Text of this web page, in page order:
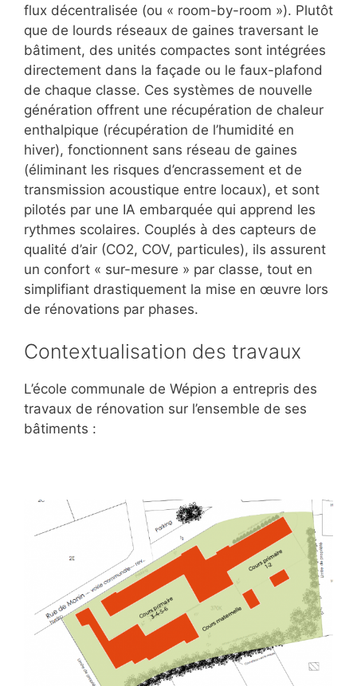
flux décentralisée (ou « room-by-room »). Plutôt
que de lourds réseaux de gaines traversant le
bâtiment, des unités compactes sont intégrées
directement dans la façade ou le faux-plafond
de chaque classe. Ces systèmes de nouvelle
génération offrent une récupération de chaleur
enthalpique (récupération de l’humidité en
hiver), fonctionnent sans réseau de gaines
(éliminant les risques d’encrassement et de
transmission acoustique entre locaux), et sont
pilotés par une IA embarquée qui apprend les
rythmes scolaires. Couplés à des capteurs de
qualité d’air (CO2, COV, particules), ils assurent
un confort « sur-mesure » par classe, tout en
simplifiant drastiquement la mise en œuvre lors
de rénovations par phases.
Contextualisation des travaux
L’école communale de Wépion a entrepris des
travaux de rénovation sur l’ensemble de ses
bâtiments :